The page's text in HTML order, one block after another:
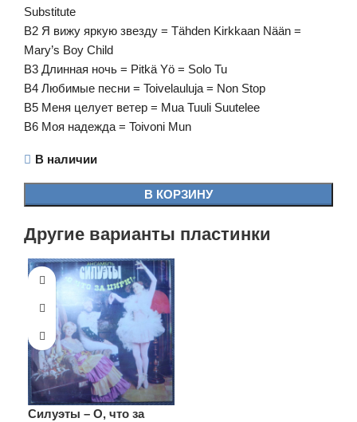
Substitute
B2 Я вижу яркую звезду = Tähden Kirkkaan Nään =
Mary’s Boy Child
B3 Длинная ночь = Pitkä Yö = Solo Tu
B4 Любимые песни = Toivelauluja = Non Stop
B5 Меня целует ветер = Mua Tuuli Suutelee
B6 Моя надежда = Toivoni Mun
В наличии
В КОРЗИНУ
Другие варианты пластинки
Силуэты – О, что за